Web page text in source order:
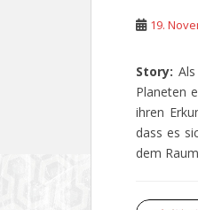
19.
Story:
Planeten
ihren
dass es
dem